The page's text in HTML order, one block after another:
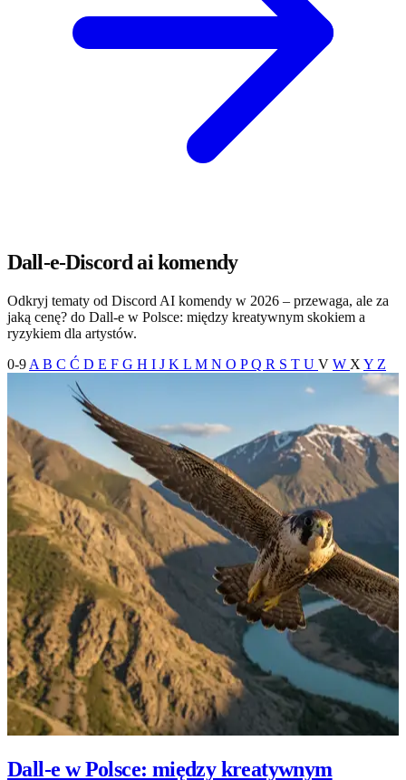
Dall-e-Discord ai komendy
Odkryj tematy od Discord AI komendy w 2026 – przewaga, ale za
jaką cenę? do Dall‑e w Polsce: między kreatywnym skokiem a
ryzykiem dla artystów.
0-9 A B C Ć D E F G H I J K L M N O PQ R S T U V W X Y Z
Dall‑e w Polsce: między kreatywnym